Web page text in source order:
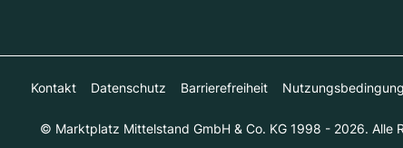
Kontakt Datenschutz Barrierefreiheit
© Marktplatz Mittelstand GmbH & Co. KG 1998 - 2026. Alle